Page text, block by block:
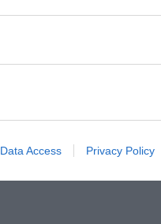
Data Access Privacy Policy